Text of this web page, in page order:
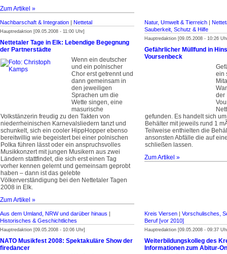
Zum Artikel »
Nachbarschaft & Integration | Nettetal
Hauptredaktion [09.05.2008 - 11:00 Uhr]
Nettetaler Tage in Elk: Lebendige Begegnung
der Partnerstädte
Wenn ein deutscher
und ein polnischer
Chor erst getrennt und
dann gemeinsam in
den jeweiligen
Sprachen um die
Wette singen, eine
masurische
Volkstänzerin freudig zu den Takten von
niederrheinischen Karnevalsliedern tanzt und
schunkelt, sich ein cooler HippHopper ebenso
bereitwillig wie begeistert bei einer polnischen
Polka führen lässt oder ein anspruchsvolles
Musikkonzert mit jungen Musikern aus zwei
Ländern stattfindet, die sich erst einen Tag
vorher kennen gelernt und gemeinsam geprobt
haben – dann ist das gelebte
Völkerverständigung bei den Nettetaler Tagen
2008 in Elk.
Zum Artikel »
Natur, Umwelt & Tierreich |
Sauberkeit, Schutz & Hilfe
Hauptredaktion [09.05.2008 - 10:26
Gefährlicher Müllfund in
Voursenbeck
ein
der
gefunden. Es handelt sich
Behälter mit jeweils rund 1
Teilweise enthielten die
ansonsten Abfälle die auf
schließen lassen.
Zum Artikel »
Aus dem Umland, NRW und darüber hinaus |
Historisches & Geschichtliches
Hauptredaktion [09.05.2008 - 10:06 Uhr]
NATO Musikfest 2008: Spektakuläre Show der
firedancer
Kreis Viersen | Vorschulisches,
Beruf [vor 2010]
Hauptredaktion [09.05.2008 - 09:37
Weiterbildungskolleg des
Informationen zum Abitur-